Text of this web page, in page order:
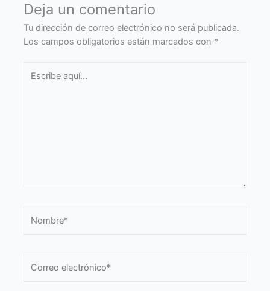
Deja un comentario
Tu dirección de correo electrónico no será publicada.
Los campos obligatorios están marcados con *
aquí...
electrónico*